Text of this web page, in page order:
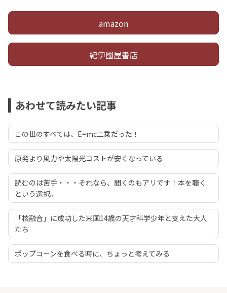
amazon
紀伊國屋書店
あわせて読みたい記事
この世のすべては、E=mc二乗だった！
原発より風力や太陽光コストが安くなっている
読むのは苦手・・・それなら、聞くのもアリです！本を聴く
という選択。
「核融合」に成功した米国14歳の天才科学少年と支えた大人
たち
ポップコーンを食べる時に、ちょっと考えてみる